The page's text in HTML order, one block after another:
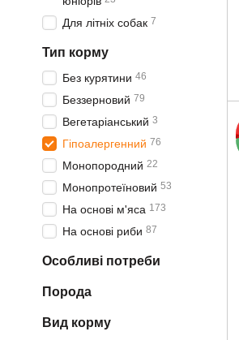
Для літніх собак 7
Тип корму
Без курятини 46
Беззерновий 79
Вегетаріанський 3
Гіпоалергенний 76
Монопородний 22
Монопротеїновий 53
На основі м'яса 173
На основі риби 87
Особливі потреби
Порода
Вид корму